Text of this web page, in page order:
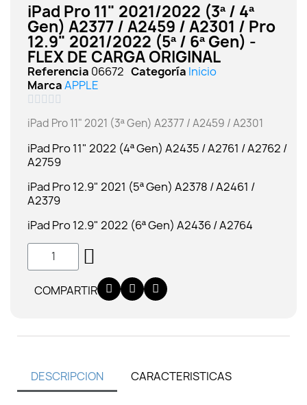
iPad Pro 11" 2021/2022 (3ª / 4ª
Gen) A2377 / A2459 / A2301 / Pro
12.9" 2021/2022 (5ª / 6ª Gen) -
FLEX DE CARGA ORIGINAL
Referencia 06672 Categoría Inicio
MarcaAPPLE
    
iPad Pro 11" 2021 (3ª Gen) A2377 / A2459 / A2301
iPad Pro 11" 2022 (4ª Gen) A2435 / A2761 / A2762 /
A2759
iPad Pro 12.9" 2021 (5ª Gen) A2378 / A2461 /
A2379
iPad Pro 12.9" 2022 (6ª Gen) A2436 / A2764
COMPARTIR
DESCRIPCION CARACTERISTICAS